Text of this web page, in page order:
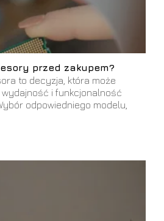
przed zakupem?
to decyzja, która może
i funkcjonalność
odpowiedniego modelu,